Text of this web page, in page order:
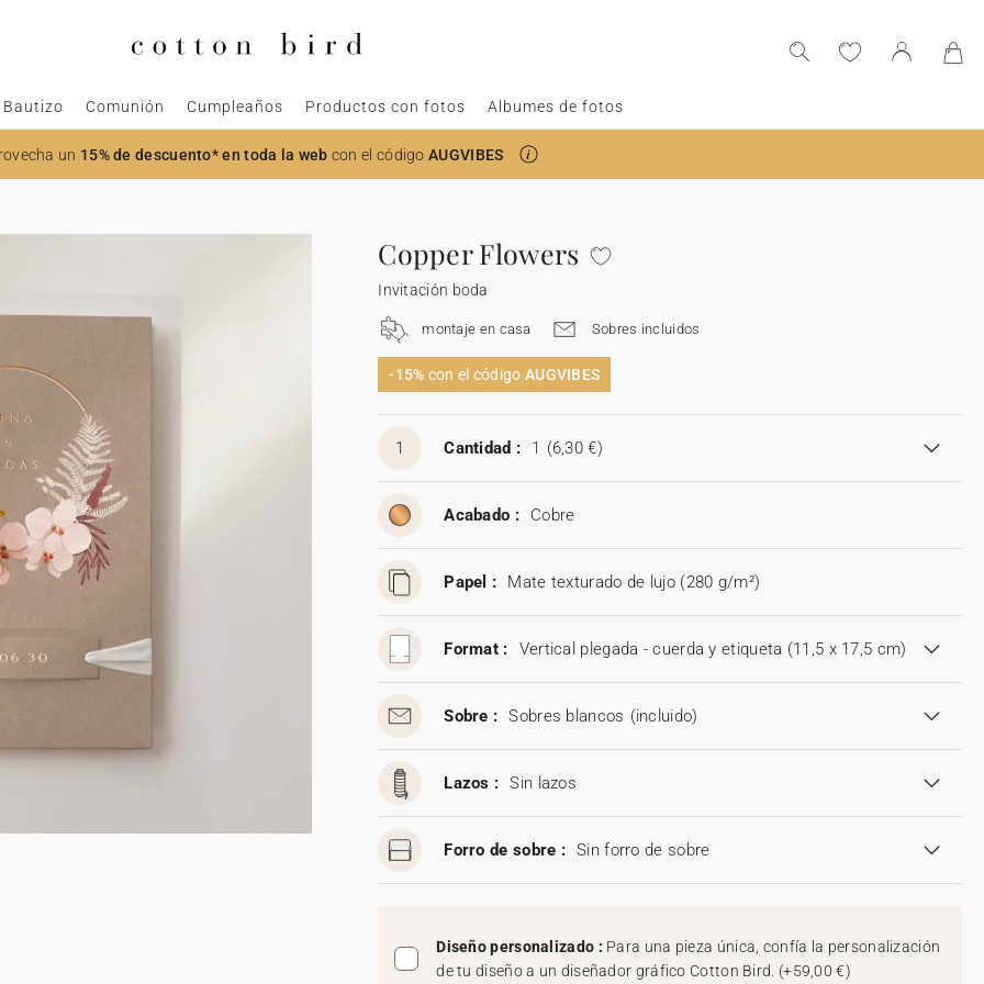
Bautizo Comunión Cumpleaños Productos con fotos Albumes de fotos
un 15% de descuento* en toda la web con el códigoAUGVIBES
Copper Flowers
Invitación boda
montaje en casa Sobres incluidos
-15% con el código AUGVIBES
1 Cantidad : 1 (6,30 €)
Acabado : Cobre
Papel : Mate texturado de lujo (280 g/m²)
Format : Vertical plegada - cuerda y etiqueta (11,5 x 17,5 cm)
Sobre : Sobres blancos (incluido)
Lazos : Sin lazos
Forro de sobre : Sin forro de sobre
Diseño personalizado : Para una pieza única, confía la personalización
de tu diseño a un diseñador gráfico Cotton Bird. (+59,00 €)